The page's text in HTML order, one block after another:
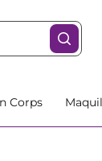
Corps